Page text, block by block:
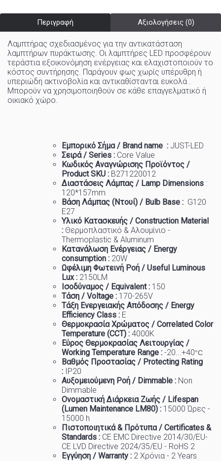
Περιγραφή Αξιολογήσεις (0)
Λαμπτήρας σχεδιασμένος για την αντικατάσταση
λαμπτήρων πυράκτωσης. Οι λαμπτήρες LED προσφέρουν
τεράστια εξοικονόμηση ενέργειας και ελαχιστοποιούν το
κόστος συντήρησης. Παράγουν φως χωρίς υπέρυθρη ή
υπεριώδη ακτινοβολία και αντικαθίστανται ευκολά .
Μπορούν να χρησιμοποιηθούν σε κάθε επαγγελματικό ή
οικιακό χώρo.
Εμπορικό Σήμα / Brand name : JUST-LED
Σειρά / Series : Core Value
Κωδικός Αναγνώρισης Προϊόντος /
Product SKU : B271220012
Διαστάσεις Λάμπας / Lamp Dimensions :
120*157mm
Βάση Λάμπας (Ντουί) / Bulb Base : G120
E27
Υλικό Κατασκευής / Construction Material
: Θερμοπλαστικό & Αλουμίνιο -
Thermoplastic & Aluminum
Κατανάλωση Ενέργειας / Energy
consumption : 20W
Ωφέλιμη Φωτεινή Ροή / Useful Luminous
Lux : 2150LM
Ισοδύναμος / Equivalent : 150
Τάση / Voltage : 170-265V
Τάξη Ενεργειακής Απόδοσης / Energy
Efficiency Class : Ε
Θερμοκρασία Χρώματος / Correlated Color
Temperature (CCT) : 4000K
Εύρος Θερμοκρασίας Λειτουργίας /
Working Temperature Range : -20...+40°C
Βαθμός Προστασίας / Protecting Rating
: IP20
Αυξομειούμενη Ροή / Dimmable : Non
Dimmable
Ονομαστική Διάρκεια Ζωής / Lifespan
(Lumen Maintenance LM80) : 15000 Ώρες -
15000 h
Πιστοποιητικά & Πρότυπα / Certificates &
Standards : CE EMC Directive 2014/30/EU-
CE LVD Directive 2024/35/EU - RoHS 2
Εγγύηση / Warranty : 2 Χρόνια - 2 Years